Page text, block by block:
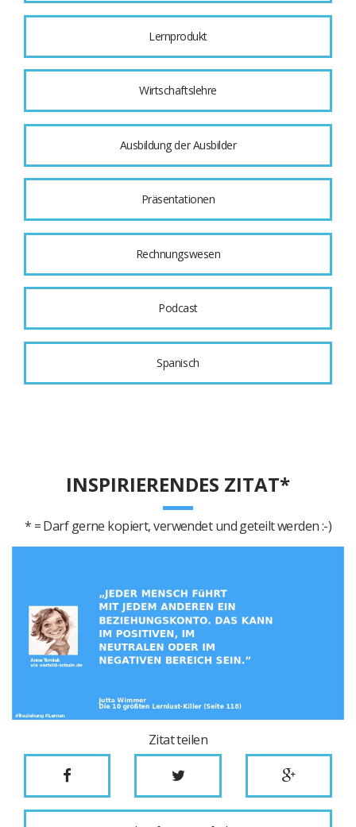
Lernprodukt
Wirtschaftslehre
Ausbildung der Ausbilder
Präsentationen
Rechnungswesen
Podcast
Spanisch
INSPIRIERENDES ZITAT*
* = Darf gerne kopiert, verwendet und geteilt werden :-)
Zitat teilen